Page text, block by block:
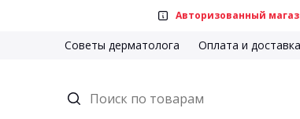
Авторизованный
Советы дерматолога Оплата и доставка